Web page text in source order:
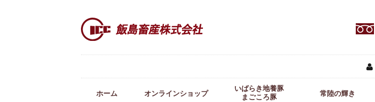
ホーム オンラインショップ
いばらき地養豚
まごころ豚
常陸の輝き